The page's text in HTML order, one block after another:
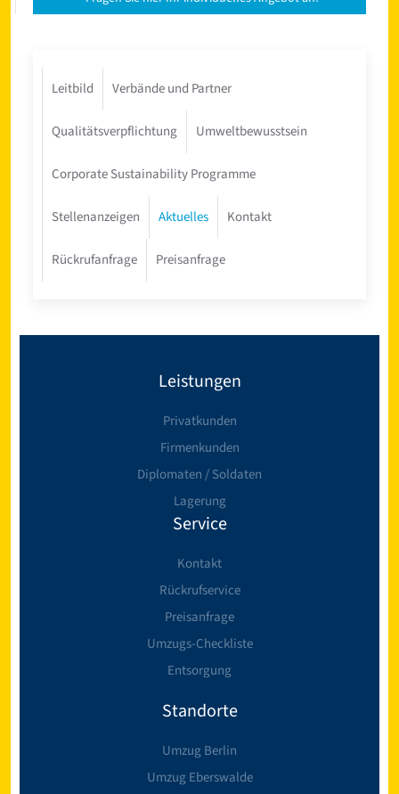
Leitbild Verbände und Partner
Qualitätsverpflichtung Umweltbewusstsein
Corporate Sustainability Programme
Stellenanzeigen Aktuelles Kontakt
Rückrufanfrage Preisanfrage
Leistungen
Privatkunden
Firmenkunden
Diplomaten / Soldaten
Lagerung
Service
Kontakt
Rückrufservice
Preisanfrage
Umzugs-Checkliste
Entsorgung
Standorte
Umzug Berlin
Umzug Eberswalde